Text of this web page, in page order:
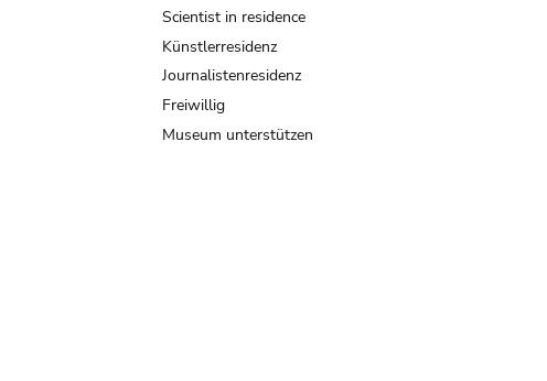
Scientist in residence
Künstlerresidenz
Journalistenresidenz
Freiwillig
Museum unterstützen